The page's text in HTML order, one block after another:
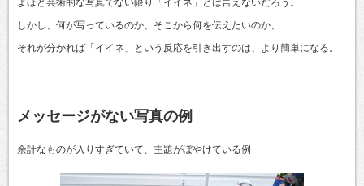
しかし、何が写っているのか、そこから何を伝えたいのか、
それが分かれば「イイネ」という反応を引き出すのは、より簡単になる。
メッセージがない写真の例
余計なものが入りすぎていて、主題がぼやけている例